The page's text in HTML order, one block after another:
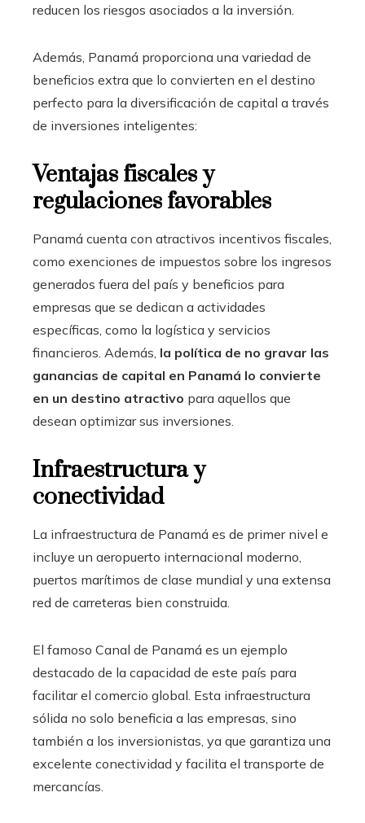
reducen los riesgos asociados a la inversión.
Además, Panamá proporciona una variedad de
beneficios extra que lo convierten en el destino
perfecto para la diversificación de capital a través
de inversiones inteligentes:
Ventajas fiscales y
regulaciones favorables
Panamá cuenta con atractivos incentivos fiscales,
como exenciones de impuestos sobre los ingresos
generados fuera del país y beneficios para
empresas que se dedican a actividades
específicas, como la logística y servicios
financieros. Además, la política de no gravar las
ganancias de capital en Panamá lo convierte
en un destino atractivo para aquellos que
desean optimizar sus inversiones.
Infraestructura y
conectividad
La infraestructura de Panamá es de primer nivel e
incluye un aeropuerto internacional moderno,
puertos marítimos de clase mundial y una extensa
red de carreteras bien construida.
El famoso Canal de Panamá es un ejemplo
destacado de la capacidad de este país para
facilitar el comercio global. Esta infraestructura
sólida no solo beneficia a las empresas, sino
también a los inversionistas, ya que garantiza una
excelente conectividad y facilita el transporte de
mercancías.